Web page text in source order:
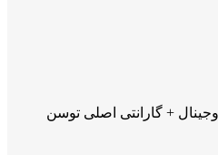
+ گارانتی اصلی توسن